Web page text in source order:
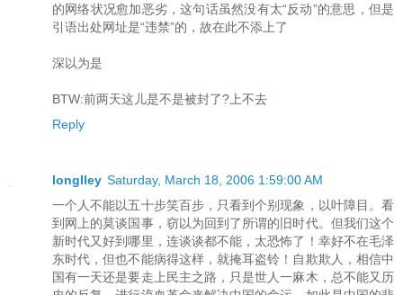
的网络状况愈加恶劣，这句话虽然没有太“反动”的意思，但是
引语出处网址是“违禁”的，故在此不添上了
深以为是
BTW:前两天这儿是不是被封了?上不去
Reply
longlley Saturday, March 18, 2006 1:59:00 AM
一个人不能以五十步笑百步，只看到个别现象，以叶障目。看
到网上的莫谈国事，窃以为回到了所谓的旧时代。但我们这个
新时代又好到哪里，连谈谈都不能，太恐怖了！幸好不在毛泽
东时代，但也不能病得这样，就掩耳盗铃！自欺欺人，相信中
国有一天还是要走上民主之路，只是世人一麻木，总不能又历